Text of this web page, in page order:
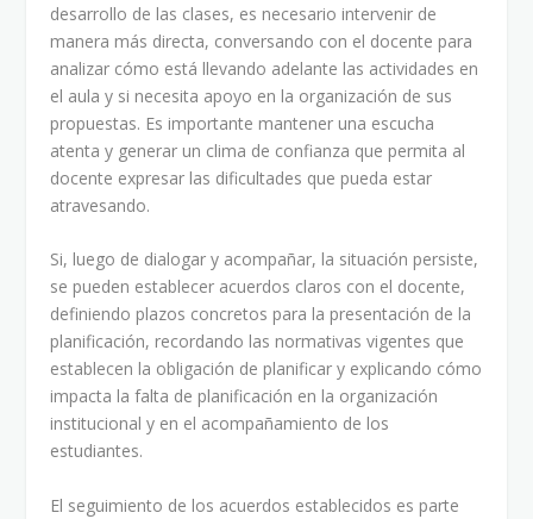
desarrollo de las clases, es necesario intervenir de
manera más directa, conversando con el docente para
analizar cómo está llevando adelante las actividades en
el aula y si necesita apoyo en la organización de sus
propuestas. Es importante mantener una escucha
atenta y generar un clima de confianza que permita al
docente expresar las dificultades que pueda estar
atravesando.
Si, luego de dialogar y acompañar, la situación persiste,
se pueden establecer acuerdos claros con el docente,
definiendo plazos concretos para la presentación de la
planificación, recordando las normativas vigentes que
establecen la obligación de planificar y explicando cómo
impacta la falta de planificación en la organización
institucional y en el acompañamiento de los
estudiantes.
El seguimiento de los acuerdos establecidos es parte